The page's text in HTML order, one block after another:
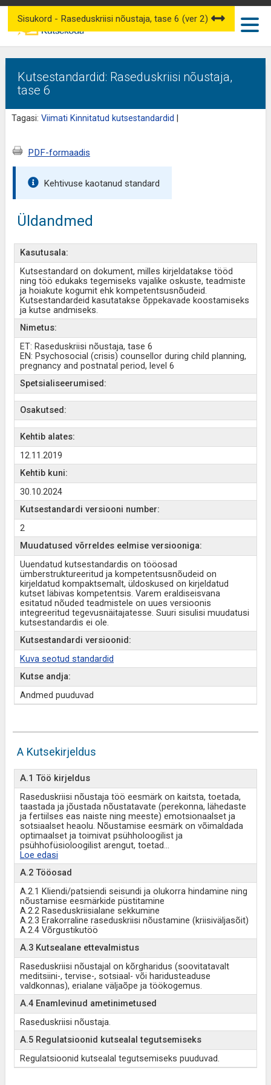
Kutsestandardid: Raseduskriisi nõustaja,
tase 6
Tagasi: Viimati Kinnitatud kutsestandardid
Sisukord - Raseduskriisi nõustaja, tase 6 (ver 2)
PDF-formaadis
Kehtivuse kaotanud standard
Üldandmed
Kasutusala:
Kutsestandard on dokument, milles kirjeldatakse tööd
ning töö edukaks tegemiseks vajalike oskuste, teadmiste
ja hoiakute kogumit ehk kompetentsusnõudeid.
Kutsestandardeid kasutatakse õppekavade koostamiseks
ja kutse andmiseks.
Nimetus:
ET: Raseduskriisi nõustaja, tase 6
EN: Psychosocial (crisis) counsellor during child planning,
pregnancy and postnatal period, level 6
Spetsialiseerumised:
Osakutsed:
Kehtib alates:
12.11.2019
Kehtib kuni:
30.10.2024
Kutsestandardi versiooni number:
2
Muudatused võrreldes eelmise versiooniga:
Uuendatud kutsestandardis on tööosad
ümberstruktureeritud ja kompetentsusnõudeid on
kirjeldatud kompaktsemalt, üldoskused on kirjeldatud
kutset läbivas kompetentsis. Varem eraldiseisvana
esitatud nõuded teadmistele on uues versioonis
integreeritud tegevusnäitajatesse. Suuri sisulisi muudatusi
kutsestandardis ei ole.
Kutsestandardi versioonid:
Kuva seotud standardid
Kutse andja:
Andmed puuduvad
A Kutsekirjeldus
A.1 Töö kirjeldus
Raseduskriisi nõustaja töö eesmärk on kaitsta, toetada,
taastada ja jõustada nõustatavate (perekonna, lähedaste
ja fertiilses eas naiste ning meeste) emotsionaalset ja
sotsiaalset heaolu. Nõustamise eesmärk on võimaldada
optimaalset ja toimivat psühholoogilist ja
psühhofüsioloogilist arengut, toetad...
Loe edasi
A.2 Tööosad
A.2.1 Kliendi/patsiendi seisundi ja olukorra hindamine ning
nõustamise eesmärkide püstitamine
A.2.2 Raseduskriisialane sekkumine
A.2.3 Erakorraline raseduskriisi nõustamine (kriisiväljasõit)
A.2.4 Võrgustikutöö
A.3 Kutsealane ettevalmistus
Raseduskriisi nõustajal on kõrgharidus (soovitatavalt
meditsiini-, tervise-, sotsiaal- või haridusteaduse
valdkonnas), erialane väljaõpe ja töökogemus.
A.4 Enamlevinud ametinimetused
Raseduskriisi nõustaja.
A.5 Regulatsioonid kutsealal tegutsemiseks
Regulatsioonid kutsealal tegutsemiseks puuduvad.